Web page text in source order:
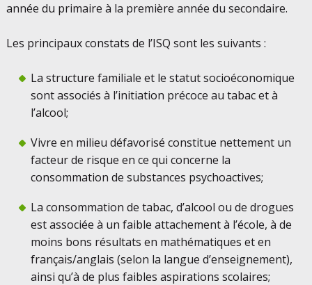
année du primaire à la première année du secondaire.
Les principaux constats de l’ISQ sont les suivants :
La structure familiale et le statut socioéconomique
sont associés à l’initiation précoce au tabac et à
l’alcool;
Vivre en milieu défavorisé constitue nettement un
facteur de risque en ce qui concerne la
consommation de substances psychoactives;
La consommation de tabac, d’alcool ou de drogues
est associée à un faible attachement à l’école, à de
moins bons résultats en mathématiques et en
français/anglais (selon la langue d’enseignement),
ainsi qu’à de plus faibles aspirations scolaires;